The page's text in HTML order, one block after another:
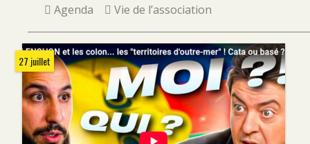
Agenda
Vie de l’association
27 juillet